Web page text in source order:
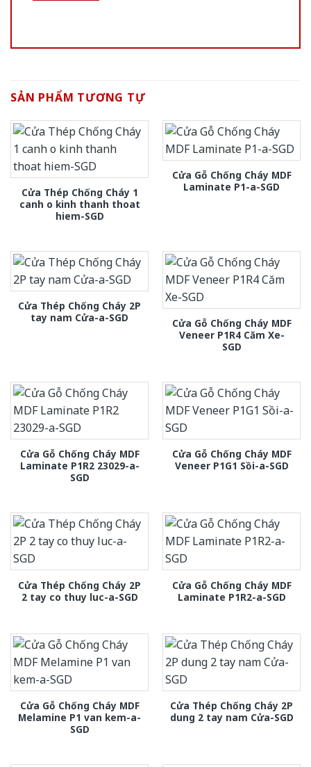
SẢN PHẨM TƯƠNG TỰ
Cửa Thép Chống Cháy 1
canh o kinh thanh thoat
hiem-SGD
Cửa Gỗ Chống Cháy MDF
Laminate P1-a-SGD
Cửa Thép Chống Cháy 2P
tay nam Cửa-a-SGD
Cửa Gỗ Chống Cháy MDF
Veneer P1R4 Căm Xe-
SGD
Cửa Gỗ Chống Cháy MDF
Laminate P1R2 23029-a-
SGD
Cửa Gỗ Chống Cháy MDF
Veneer P1G1 Sồi-a-SGD
Cửa Thép Chống Cháy 2P
2 tay co thuy luc-a-SGD
Cửa Gỗ Chống Cháy MDF
Laminate P1R2-a-SGD
Cửa Gỗ Chống Cháy MDF
Melamine P1 van kem-a-
SGD
Cửa Thép Chống Cháy 2P
dung 2 tay nam Cửa-SGD